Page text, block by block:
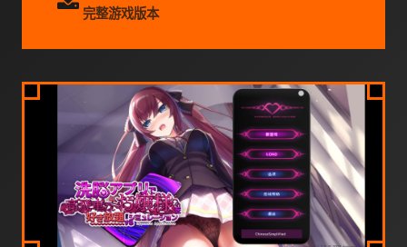
完整游戏版本